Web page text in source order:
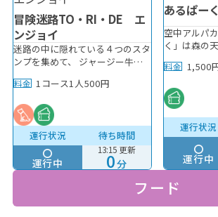
冒険迷路TO・RI・DE エ
ンジョイ
迷路の中に隠れている４つのスタ
ンプを集めて、 ジャージー牛の
う湖公式キャラクター）の お顔
どりちゃんが喜びます☆ 小さな
お子様から大人の方まで、冒険迷
路でエンジョイしてみませんか？
※妊娠中の方にはご遠慮頂いてお
ります。
料金 1コース1人500円
運行状況
運行中
待ち時間
13:15 更新
0分
あるぱーく
空中アルパ
く」は森の
ユラユラ・
ら大人まで
だり、ジャ
想で遊ぶこ
分毎の予約
あたりの人
利用時間25
ネットの下
が放牧され
まれたエリ
もできます
料金 1,500
運行状況
運行中
フード